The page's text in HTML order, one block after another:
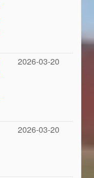
2026-03-20
2026-03-20